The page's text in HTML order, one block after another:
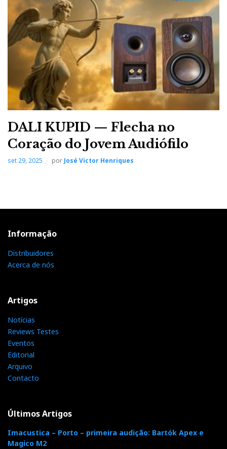
A Quad apresentou a novidade dos auscultadores - não, não
são electrostáticos, são planarmagnéticos - e uma 'enorme'
surpresa: o protótipo (não estava a tocar) do que será a
nova coluna electrostática QUAD XL, que utiliza + dois
painéis que a originaL ESL63.
Para ler a reportagem integral do Highend 2018
em 13 Partes clique AQUI.
Distribuidor
Distribuição de Produtos e Acessórios
Distribuição de Produtos e Acessórios para Audio, Vídeo e
Informática.
Like it? Share it.
c
i
o
P
i
DALI KUPID — Flecha no
Coração do Jovem Audiófilo
set 29, 2025 por José Victor Henriques
Informação
Distribuidores
Acerca de nós
Artigos
Notícias
Reviews Testes
Eventos
Editorial
Arquivo
Contacto
Últimos Artigos
Imacustica – Porto – primeira audição: Bartók Apex e
Magico M2